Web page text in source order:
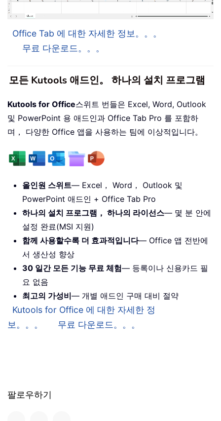
Office Tab 에 대한 자세한 정보。。。
무료 다운로드。。。
모든 Kutools 애드인。 하나의 설치 프로그램
Kutools for Office스위트 번들은 Excel, Word, Outlook
및 PowerPoint 용 애드인과 Office Tab Pro 를 포함하
며， 다양한 Office 앱을 사용하는 팀에 이상적입니다。
올인원 스위트— Excel， Word， Outlook 및
PowerPoint 애드인 + Office Tab Pro
하나의 설치 프로그램， 하나의 라이선스— 몇 분 안에
설정 완료(MSI 지원)
함께 사용할수록 더 효과적입니다— Office 앱 전반에
서 생산성 향상
30 일간 모든 기능 무료 체험— 등록이나 신용카드 필
요 없음
최고의 가성비— 개별 애드인 구매 대비 절약
Kutools for Office 에 대한 자세한 정
보。。。
무료 다운로드。。。
팔로우하기